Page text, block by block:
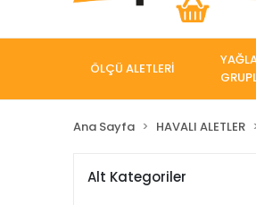
ÖLÇÜ ALETLERİ
Ana Sayfa HAVALI ALETLER
Alt Kategoriler